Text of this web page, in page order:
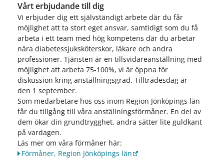
Vårt erbjudande till dig
Vi erbjuder dig ett självständigt arbete där du får
möjlighet att ta stort eget ansvar, samtidigt som du få
arbeta i ett team med hög kompetens där du arbetar
nära diabetessjuksköterskor, läkare och andra
professioner. Tjänsten är en tillsvidareanställning med
möjlighet att arbeta 75-100%, vi är öppna för
diskussion kring anställningsgrad. Tillträdesdag är
den 1 september.
Som medarbetare hos oss inom Region Jönköpings län
får du tillgång till våra anställningsförmåner. En del av
dem ökar din grundtrygghet, andra sätter lite guldkant
på vardagen.
Läs mer om våra förmåner här:
Förmåner, Region Jönköpings län